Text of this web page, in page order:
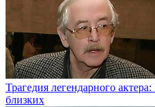
Трагедия легендарного
близких